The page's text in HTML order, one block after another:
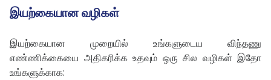
இயற்கையான வழிகள்
இயற்கையான முறையில் உங்களுடைய விந்தணு
எண்ணிக்கையை அதிகரிக்க உதவும் ஒரு சில வழிகள் இதோ
உங்களுக்காக: